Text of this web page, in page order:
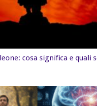
cosa significa e quali